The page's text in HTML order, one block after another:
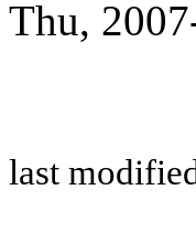
Thu,
last